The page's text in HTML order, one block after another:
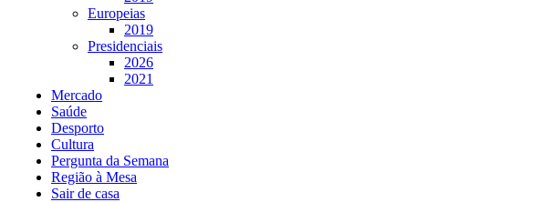
Europeias
2019
Presidenciais
2026
2021
Mercado
Saúde
Desporto
Cultura
Pergunta da Semana
Região à Mesa
Sair de casa